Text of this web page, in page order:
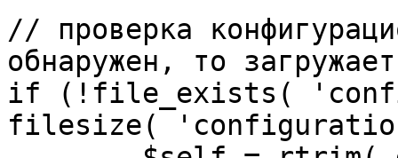
// проверка
обнаружен, то
if (!file_exists(
filesize(